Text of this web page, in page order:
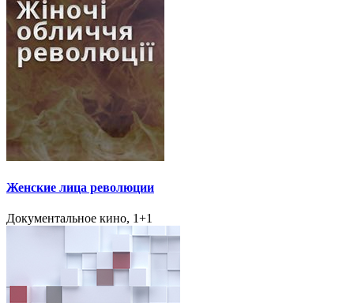
Женские лица революции
Документальное кино, 1+1